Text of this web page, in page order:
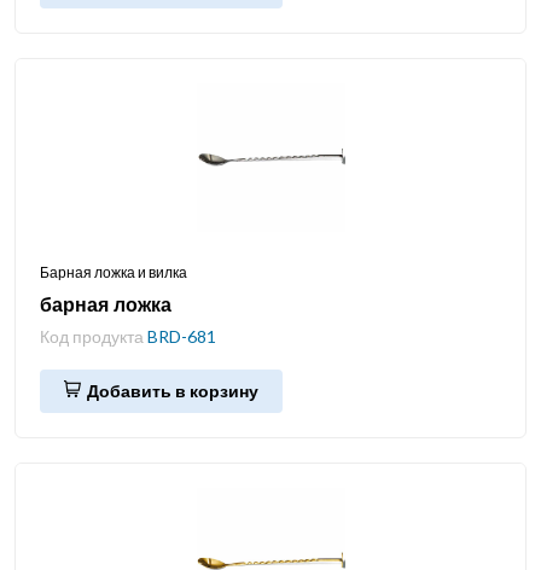
Барная ложка и вилка
барная ложка
Код продукта BRD-681
Добавить в корзину